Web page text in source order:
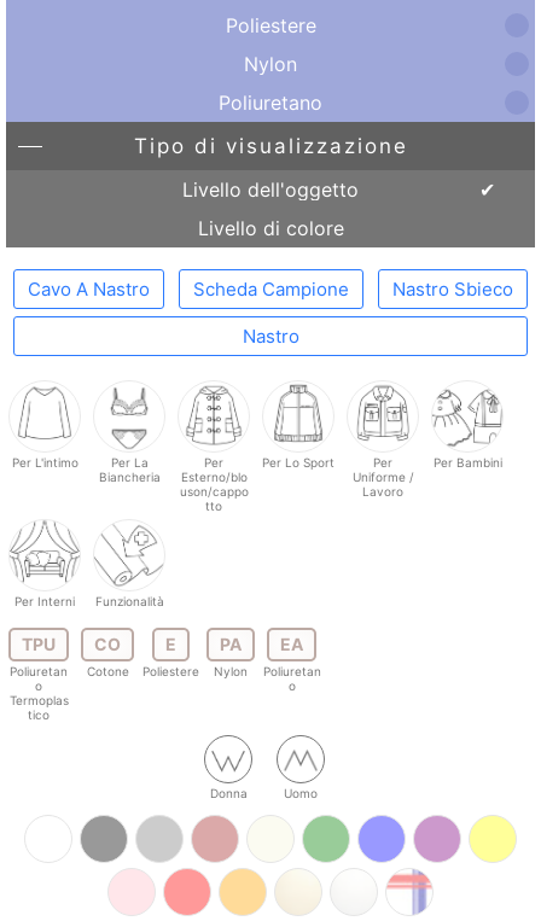
Poliestere
Nylon
Poliuretano
Tipo di visualizzazione
Livello dell'oggetto
Livello di colore
Cavo A Nastro Scheda Campione Nastro Sbieco
Nastro
Per L'intimo
Per La
Biancheria
Per
Esterno/blo
uson/cappo
tto
Per Lo Sport
Per
Uniforme /
Lavoro
Per Bambini
Per Interni Funzionalità
TPU
Poliuretan
o
Termoplas
tico
CO
Cotone
E
Poliestere
PA
Nylon
EA
Poliuretan
o
Donna Uomo